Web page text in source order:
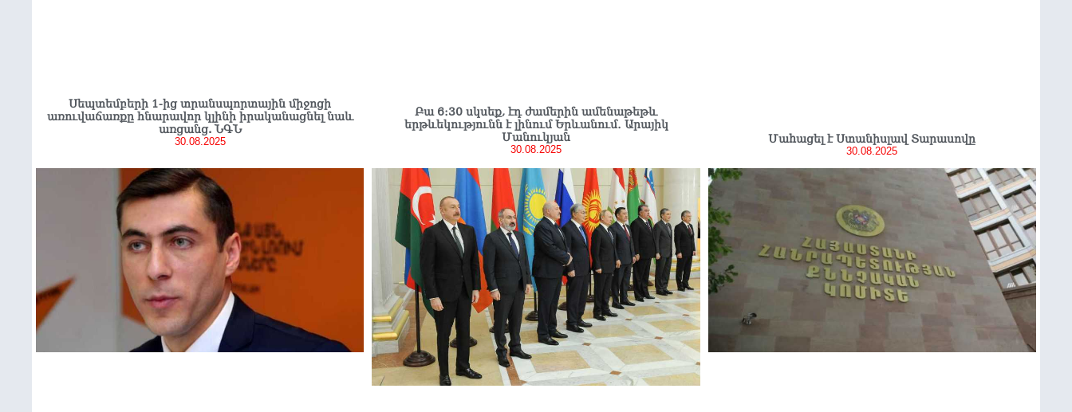
Սեպտեմբերի 1-ից տրանսպորտային միջոցի
առուվաճառքը հնարավոր կլինի իրականացնել նաև
առցանց. ՆԳՆ
30.08.2025
Բա 6։30 սկսեք, էդ ժամերին ամենաթեթև
երթևեկությունն է լինում Երևանում․ Արայիկ
Մանուկյան
30.08.2025
Մաhացել է Ստանիսլավ Տարասովը
30.08.2025